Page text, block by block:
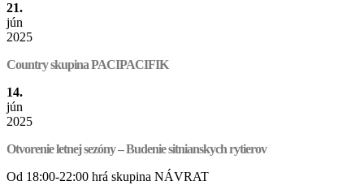
21.
jún
2025
Country skupina PACIPACIFIK
14.
jún
2025
Otvorenie letnej sezóny – Budenie sitnianskych rytierov
Od 18:00-22:00 hrá skupina NÁVRAT